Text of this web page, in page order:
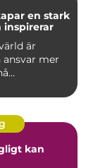
en stark
inspirerar
är
mer
kan